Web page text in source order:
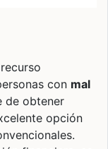
con mal
de obtener
opción